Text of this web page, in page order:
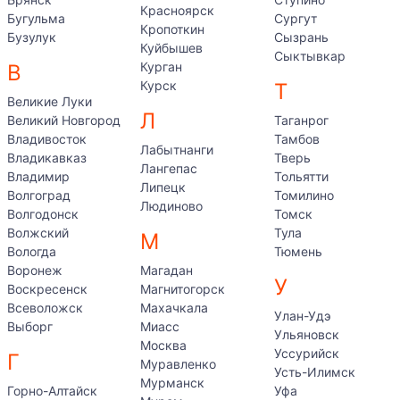
Бугульма
Бузулук
В
Великие Луки
Великий Новгород
Владивосток
Владикавказ
Владимир
Волгоград
Волгодонск
Волжский
Вологда
Воронеж
Воскресенск
Всеволожск
Выборг
Г
Горно-Алтайск
Красноярск
Кропоткин
Куйбышев
Курган
Курск
Л
Лабытнанги
Лангепас
Липецк
Людиново
М
Магадан
Магнитогорск
Махачкала
Миасс
Москва
Муравленко
Мурманск
Сургут
Сызрань
Сыктывкар
Т
Таганрог
Тамбов
Тверь
Тольятти
Томилино
Томск
Тула
Тюмень
У
Улан-Удэ
Ульяновск
Уссурийск
Усть-Илимск
Уфа